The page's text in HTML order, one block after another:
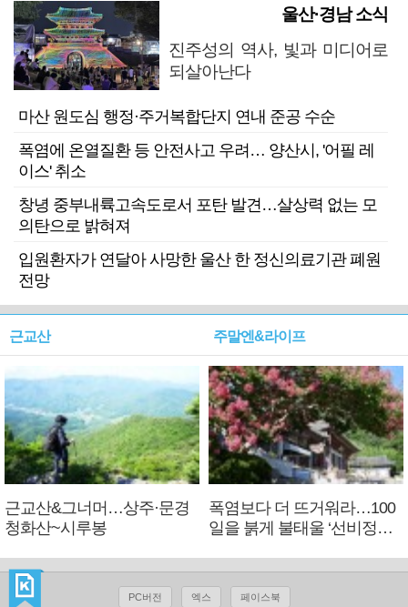
울산·경남 소식
진주성의 역사, 빛과 미디어로
되살아난다
마산 원도심 행정·주거복합단지 연내 준공 수순
폭염에 온열질환 등 안전사고 우려… 양산시, '어필 레
이스' 취소
창녕 중부내륙고속도로서 포탄 발견…살상력 없는 모
의탄으로 밝혀져
입원환자가 연달아 사망한 울산 한 정신의료기관 폐원
전망
근교산
근교산&그너머…상주·문경
청화산~시루봉
주말엔&라이프
폭염보다 더 뜨거워라…100
일을 붉게 불태울 ‘선비정신’
PC버전 엑스 페이스북